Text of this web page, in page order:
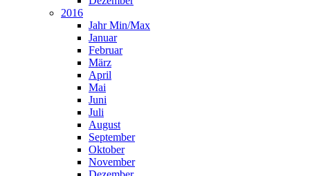
2016
Jahr Min/Max
Januar
Februar
März
April
Mai
Juni
Juli
August
September
Oktober
November